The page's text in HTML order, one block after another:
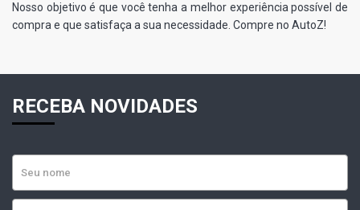
Nosso objetivo é que você tenha a melhor experiência possível de
compra e que satisfaça a sua necessidade. Compre no AutoZ!
RECEBA NOVIDADES